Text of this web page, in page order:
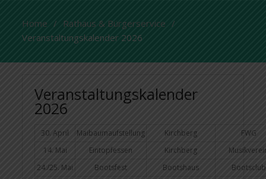
Home
Rathaus & Bürgerservice
Veranstaltungskalender 2026
Veranstaltungskalender
2026
30. April Maibaumaufstellung Kirchberg
FWG
14. Mai
Eintopfessen Kirchberg
24./25. Mai
Bootsfest Bootshaus Bootsclub